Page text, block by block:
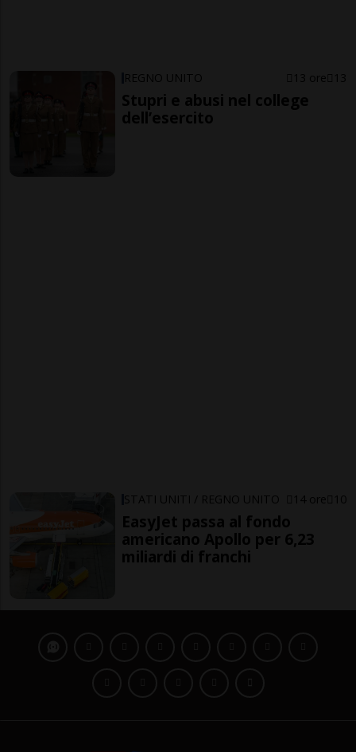
REGNO UNITO 13 ore 13
Stupri e abusi nel college
dell’esercito
STATI UNITI / REGNO UNITO 14 ore 10
EasyJet passa al fondo
americano Apollo per 6,23
miliardi di franchi